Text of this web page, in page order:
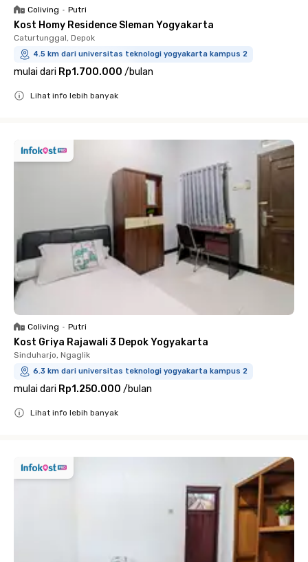
Coliving • Putri
Kost Homy Residence Sleman Yogyakarta
Caturtunggal, Depok
4.5 km dari universitas teknologi yogyakarta kampus 2
mulai dari Rp1.700.000 /bulan
Lihat info lebih banyak
Coliving • Putri
Kost Griya Rajawali 3 Depok Yogyakarta
Sinduharjo, Ngaglik
6.3 km dari universitas teknologi yogyakarta kampus 2
mulai dari Rp1.250.000 /bulan
Lihat info lebih banyak